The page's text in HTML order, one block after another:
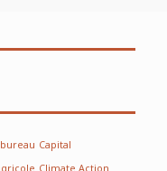
bureau Capital